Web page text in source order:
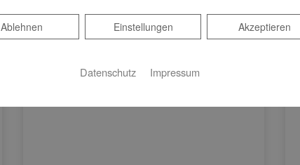
Akzeptieren
Einstellungen
Ablehnen
Ablehnen
Datenschutz Impressum